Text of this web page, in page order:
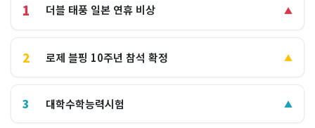
1 더블 태풍 일본 연휴 비상 ▲
2 로제 블핑 10주년 참석 확정 ▲
3 대학수학능력시험 ▲